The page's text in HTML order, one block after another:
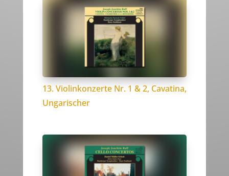
13. Violinkonzerte Nr. 1 & 2, Cavatina,
Ungarischer